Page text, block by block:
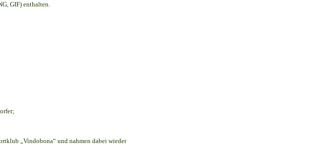
GIF) enthalten.
;
„Vindobona“ und nahmen dabei wieder